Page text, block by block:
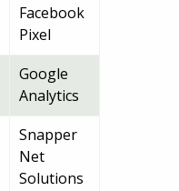
Facebook
Pixel
Google
Analytics
Snapper
Net
Solutions